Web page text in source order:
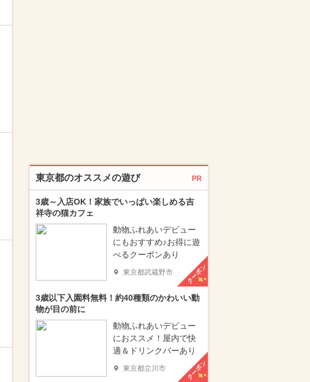
東京都のオススメの遊び PR
3歳～入店OK！家族でいっぱい楽しめる吉
祥寺の猫カフェ
動物ふれあいデビュー
にもおすすめ♪お得に遊
べるクーポンあり
東京都武蔵野市 クーポン
3歳以下入園料無料！約40種類のかわいい動
物が目の前に
動物ふれあいデビュー
におススメ！屋内で快
適＆ドリンクバーあり
東京都立川市 クーポン